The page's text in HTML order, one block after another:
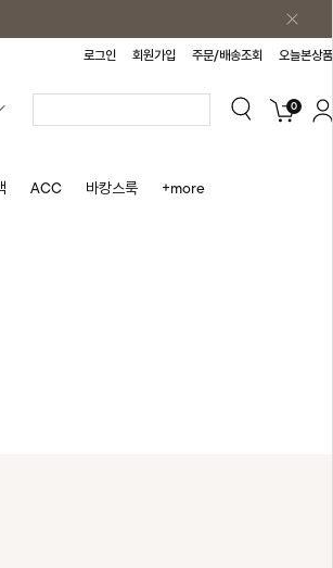
로그인 회원가입 주문/배송조회 오늘본상품
0
ACC 바캉스룩 +more